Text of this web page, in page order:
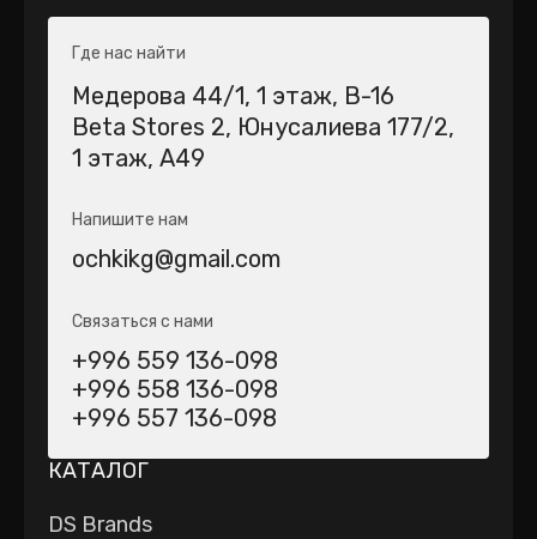
Где нас найти
Медерова 44/1​, 1 этаж, В-16
Beta Stores 2​, Юнусалиева 177/2,
1 этаж, А49
Напишите нам
ochkikg@gmail.com
Связаться с нами
+996 559 136-098
+996 558 136-098
+996 557 136-098
КАТАЛОГ
DS Brands